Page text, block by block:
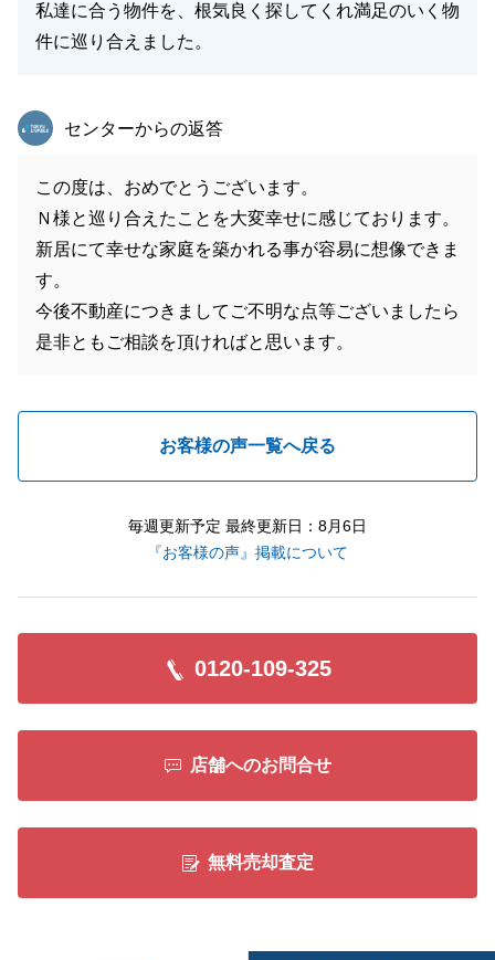
私達に合う物件を、根気良く探してくれ満足のいく物
件に巡り合えました。
東急リバブル
センターからの返答
この度は、おめでとうございます。
Ｎ様と巡り合えたことを大変幸せに感じております。
新居にて幸せな家庭を築かれる事が容易に想像できま
す。
今後不動産につきましてご不明な点等ございましたら
是非ともご相談を頂ければと思います。
お客様の声一覧へ戻る
毎週更新予定 最終更新日：8月6日
『お客様の声』掲載について
0120-109-325
店舗へのお問合せ
無料売却査定